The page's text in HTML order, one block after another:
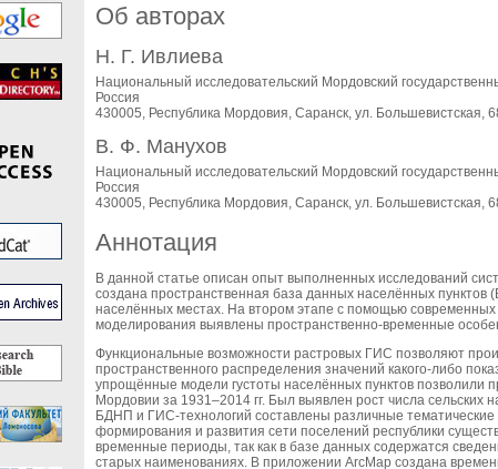
Об авторах
Н. Г. Ивлиева
Национальный исследовательский Мордовский
Россия
430005, Республика Мордовия, Саранск, ул. Большевистская,
В. Ф. Манухов
Национальный исследовательский Мордовский
Россия
430005, Республика Мордовия, Саранск, ул. Большевистская,
Аннотация
В данной статье описан опыт выполненных исследований
создана пространственная база данных населённых
населённых местах. На втором этапе с помощью современных
моделирования выявлены пространственно-временные
Функциональные возможности растровых ГИС позволяют
пространственного распределения значений какого-либо
упрощённые модели густоты населённых пунктов позволили
Мордовии за 1931–2014 гг. Был выявлен рост числа сельских
БДНП и ГИС-технологий составлены различные
формирования и развития сети поселений республики
временные периоды, так как в базе данных содержатся
старых наименованиях. В приложении ArcMap создана